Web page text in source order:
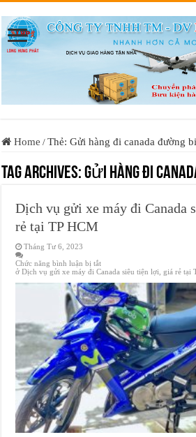
Home / Thẻ: Gửi hàng đi canada đường
Tag Archives:Gửi hàng đi
Dịch vụ gửi xe máy đi Canada
rẻ tại TP HCM
Tháng Tư 6, 2023
Chức năng bình luận bị tắt
ở Dịch vụ gửi xe máy đi Canada siêu tiện lợi, giá rẻ tại